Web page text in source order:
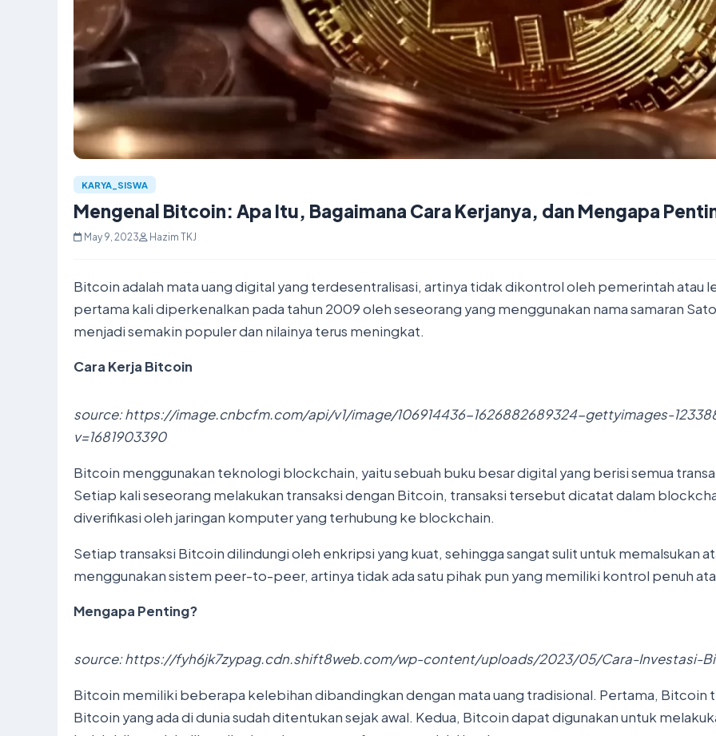
KARYA_SISWA
Mengenal Bitcoin: Apa Itu, Bagaimana Cara Kerjanya, dan Mengapa
May 9, 2023 Hazim TKJ
Bitcoin adalah mata uang digital yang terdesentralisasi, artinya tidak dikontrol oleh pemerintah atau
pertama kali diperkenalkan pada tahun 2009 oleh seseorang yang menggunakan nama samaran
menjadi semakin populer dan nilainya terus meningkat.
Cara Kerja Bitcoin
source: https://image.cnbcfm.com/api/v1/image/106914436-1626882689324-gettyimages-
v=1681903390
Bitcoin menggunakan teknologi blockchain, yaitu sebuah buku besar digital yang berisi semua
Setiap kali seseorang melakukan transaksi dengan Bitcoin, transaksi tersebut dicatat dalam
diverifikasi oleh jaringan komputer yang terhubung ke blockchain.
Setiap transaksi Bitcoin dilindungi oleh enkripsi yang kuat, sehingga sangat sulit untuk memalsukan
menggunakan sistem peer-to-peer, artinya tidak ada satu pihak pun yang memiliki kontrol penuh
Mengapa Penting?
source: https://fyh6jk7zypag.cdn.shift8web.com/wp-content/uploads/2023/05/Cara-Investasi-
Bitcoin memiliki beberapa kelebihan dibandingkan dengan mata uang tradisional. Pertama, Bitcoin
Bitcoin yang ada di dunia sudah ditentukan sejak awal. Kedua, Bitcoin dapat digunakan untuk